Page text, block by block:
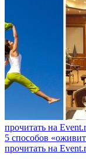
прочитать на
5 способов
прочитать на